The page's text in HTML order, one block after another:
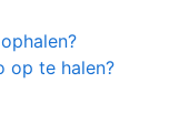
op te halen?